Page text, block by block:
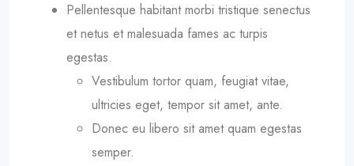
Pellentesque habitant morbi tristique senectus
et netus et malesuada fames ac turpis
egestas.
Vestibulum tortor quam, feugiat vitae,
ultricies eget, tempor sit amet, ante.
Donec eu libero sit amet quam egestas
semper.